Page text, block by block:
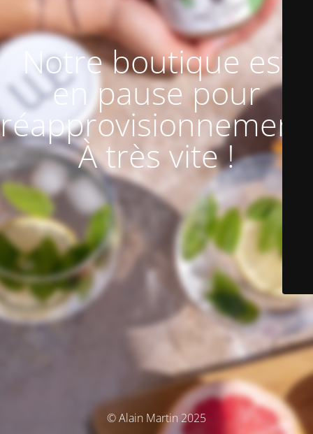
Notre boutique est
en pause pour
À très vite !
© Alain Martin 2025